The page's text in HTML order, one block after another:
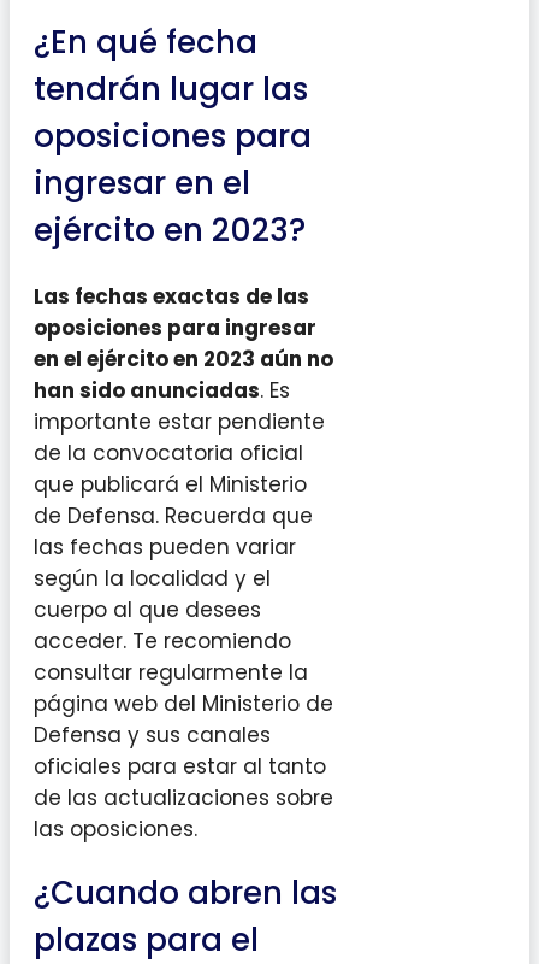
¿En qué fecha
tendrán lugar las
oposiciones para
ingresar en el
ejército en 2023?
Las fechas exactas de las
oposiciones para ingresar
en el ejército en 2023 aún no
han sido anunciadas. Es
importante estar pendiente
de la convocatoria oficial
que publicará el Ministerio
de Defensa. Recuerda que
las fechas pueden variar
según la localidad y el
cuerpo al que desees
acceder. Te recomiendo
consultar regularmente la
página web del Ministerio de
Defensa y sus canales
oficiales para estar al tanto
de las actualizaciones sobre
las oposiciones.
¿Cuando abren las
plazas para el